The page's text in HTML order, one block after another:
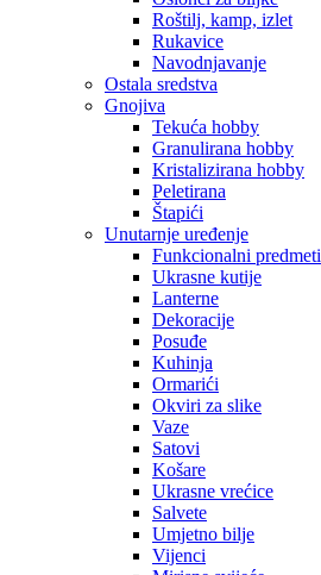
Roštilj, kamp, izlet
Rukavice
Navodnjavanje
Ostala sredstva
Gnojiva
Tekuća hobby
Granulirana hobby
Kristalizirana hobby
Peletirana
Štapići
Unutarnje uređenje
Funkcionalni predmeti
Ukrasne kutije
Lanterne
Dekoracije
Posuđe
Kuhinja
Ormarići
Okviri za slike
Vaze
Satovi
Košare
Ukrasne vrećice
Salvete
Umjetno bilje
Vijenci